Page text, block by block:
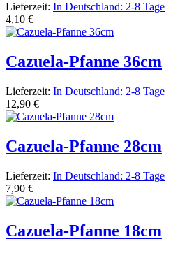
Lieferzeit: In Deutschland: 2-8 Tage
4,10 €
Cazuela-Pfanne 36cm
Lieferzeit: In Deutschland: 2-8 Tage
12,90 €
Cazuela-Pfanne 28cm
Lieferzeit: In Deutschland: 2-8 Tage
7,90 €
Cazuela-Pfanne 18cm